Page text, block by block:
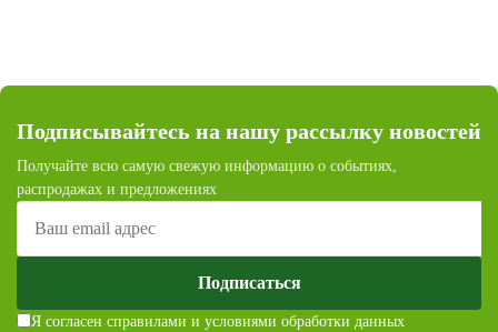
Подписывайтесь на нашу рассылку новостей
Получайте всю самую свежую информацию о событиях,
распродажах и предложениях
Подписаться
Я согласен справилами и условиями обработки данных